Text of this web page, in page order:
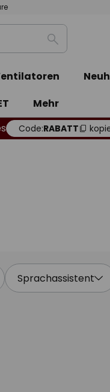
Suche
Mehr
Code:RABATT
Sprachassistent